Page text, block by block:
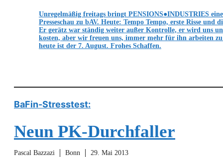
Unregelmäßig freitags bringt PENSIONS●INDUSTRIES
Presseschau zu bAV. Heute: Tempo Tempo, erste Risse und
Er gerätz war ständig weiter außer Kontrolle, er wird uns
kosten, aber wir freuen uns, immer mehr für ihn arbeiten
heute ist der 7. August. Frohes Schaffen.
BaFin-Stresstest:
Neun PK-Durchfaller
Pascal Bazzazi Bonn 29. Mai 2013